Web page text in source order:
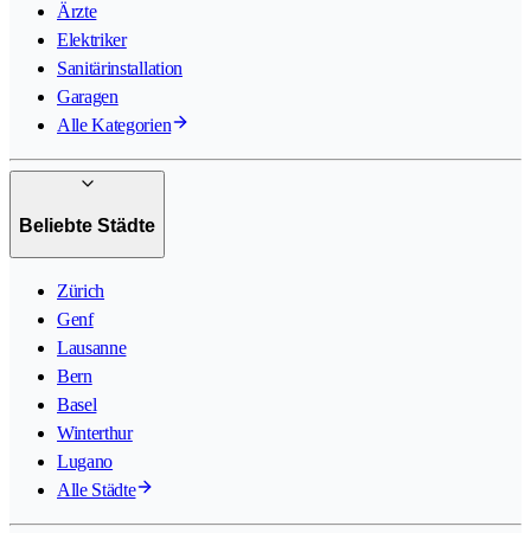
Ärzte
Elektriker
Sanitärinstallation
Garagen
Alle Kategorien
Beliebte Städte
Zürich
Genf
Lausanne
Bern
Basel
Winterthur
Lugano
Alle Städte